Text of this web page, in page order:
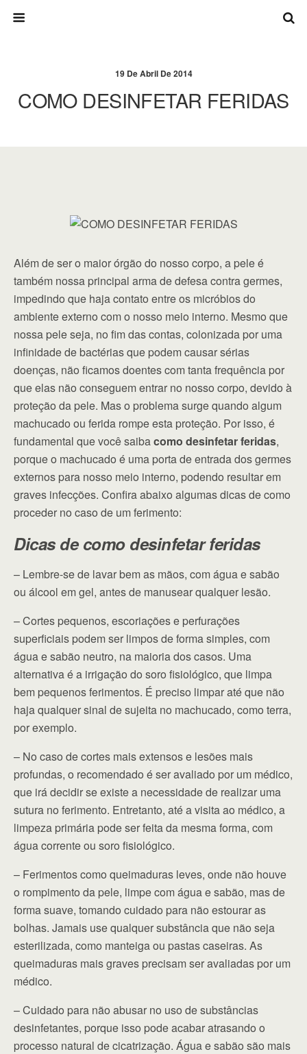
19 De Abril De 2014
COMO DESINFETAR FERIDAS
Além de ser o maior órgão do nosso corpo, a pele é
também nossa principal arma de defesa contra germes,
impedindo que haja contato entre os micróbios do
ambiente externo com o nosso meio interno. Mesmo que
nossa pele seja, no fim das contas, colonizada por uma
infinidade de bactérias que podem causar sérias
doenças, não ficamos doentes com tanta frequência por
que elas não conseguem entrar no nosso corpo, devido à
proteção da pele. Mas o problema surge quando algum
machucado ou ferida rompe esta proteção. Por isso, é
fundamental que você saibacomo desinfetar feridas,
porque o machucado é uma porta de entrada dos germes
externos para nosso meio interno, podendo resultar em
graves infecções. Confira abaixo algumas dicas de como
proceder no caso de um ferimento:
Dicas de como desinfetar feridas
– Lembre-se de lavar bem as mãos, com água e sabão
ou álcool em gel, antes de manusear qualquer lesão.
– Cortes pequenos, escoriações e perfurações
superficiais podem ser limpos de forma simples, com
água e sabão neutro, na maioria dos casos. Uma
alternativa é a irrigação do soro fisiológico, que limpa
bem pequenos ferimentos. É preciso limpar até que não
haja qualquer sinal de sujeita no machucado, como terra,
por exemplo.
– No caso de cortes mais extensos e lesões mais
profundas, o recomendado é ser avaliado por um médico,
que irá decidir se existe a necessidade de realizar uma
sutura no ferimento. Entretanto, até a visita ao médico, a
limpeza primária pode ser feita da mesma forma, com
água corrente ou soro fisiológico.
– Ferimentos como queimaduras leves, onde não houve
o rompimento da pele, limpe com água e sabão, mas de
forma suave, tomando cuidado para não estourar as
bolhas. Jamais use qualquer substância que não seja
esterilizada, como manteiga ou pastas caseiras. As
queimaduras mais graves precisam ser avaliadas por um
médico.
– Cuidado para não abusar no uso de substâncias
desinfetantes, porque isso pode acabar atrasando o
processo natural de cicatrização. Água e sabão são mais